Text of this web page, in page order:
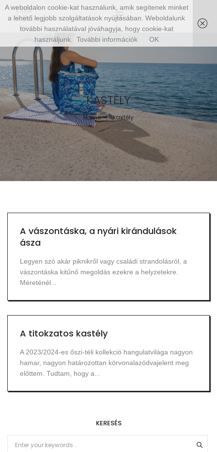
KASTÉLY
Home kastély
A vászontáska, a nyári kirándulások
ásza
Legyen szó akár piknikről vagy családi strandolásról, a
vászontáska kitűnő megoldás ezekre a helyzetekre.
Méreténél...
A titokzatos kastély
A 2023/2024-es őszi-téli kollekció hangulatvilága nagyon
hamar, nagyon határozottan körvonalazódvajelent meg
előttem. Tudtam, hogy a...
KERESÉS
A weboldalon cookie-kat használunk, amik segítenek minket
a lehető legjobb szolgáltatások nyújtásában. Weboldalunk
további használatával jóváhagyja, hogy cookie-kat
használjunk.
További információk OK